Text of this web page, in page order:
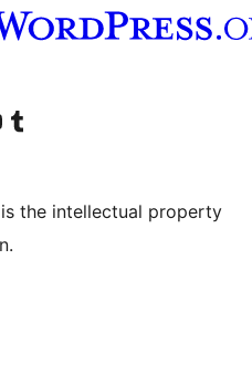
account
YouTube channel
Visit our Tumblr account
the intellectual property